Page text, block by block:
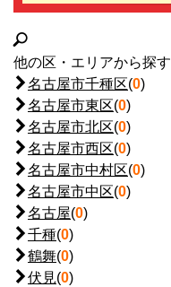
他の区・エリアから探す
名古屋市千種区(0)
名古屋市東区(0)
名古屋市北区(0)
名古屋市西区(0)
名古屋市中村区(0)
名古屋市中区(0)
名古屋(0)
千種(0)
鶴舞(0)
伏見(0)